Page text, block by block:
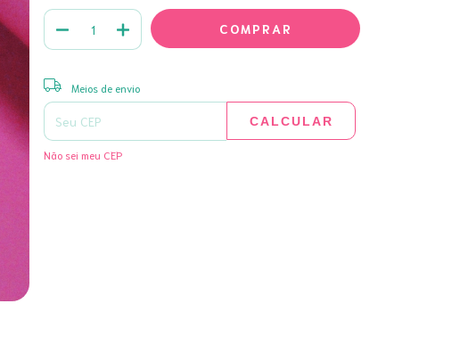
Entregas para o CEP:
Meios de envio
CALCULAR
Não sei meu CEP